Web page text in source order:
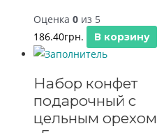
Оценка 0 из 5
186.40грн. В корзину
Набор конфет
подарочный с
цельным орехом